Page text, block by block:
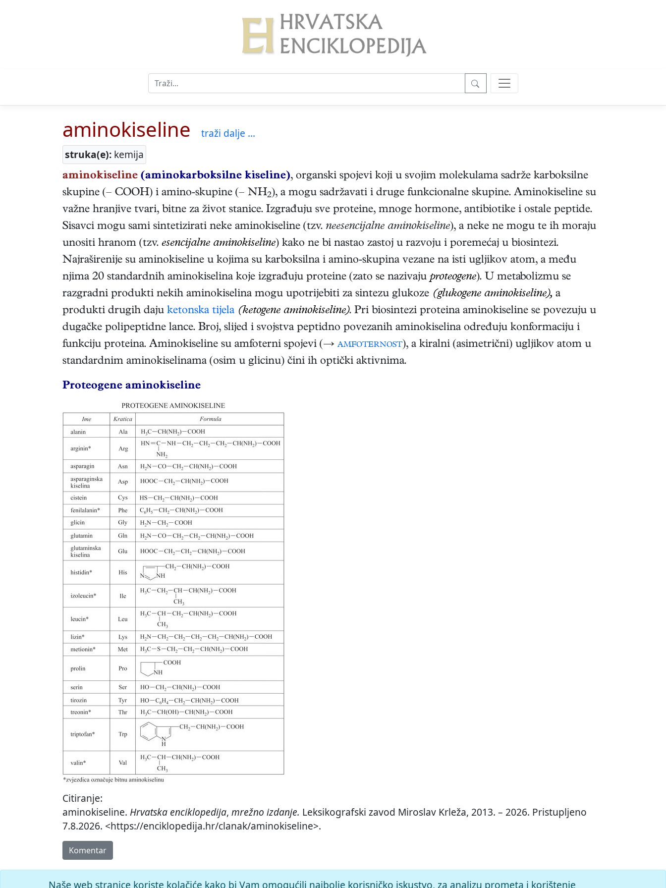
aminokiseline
traži dalje ...
struka(e): kemija
aminokiseline (aminokarboksilne kiseline), organski spojevi koji u svojim molekulama sadrže karboksilne
skupine (– COOH) i amino-skupine (– NH2), a mogu sadržavati i druge funkcionalne skupine. Aminokiseline su
važne hranjive tvari, bitne za život stanice. Izgrađuju sve proteine, mnoge hormone, antibiotike i ostale peptide.
Sisavci mogu sami sintetizirati neke aminokiseline (tzv. neesencijalne aminokiseline), a neke ne mogu te ih moraju
unositi hranom (tzv. esencijalne aminokiseline) kako ne bi nastao zastoj u razvoju i poremećaj u biosintezi.
Najraširenije su aminokiseline u kojima su karboksilna i amino-skupina vezane na isti ugljikov atom, a među
njima 20 standardnih aminokiselina koje izgrađuju proteine (zato se nazivaju proteogene). U metabolizmu se
razgradni produkti nekih aminokiselina mogu upotrijebiti za sintezu glukoze (glukogene aminokiseline), a
produkti drugih daju ketonska tijela (ketogene aminokiseline). Pri biosintezi proteina aminokiseline se povezuju u
dugačke polipeptidne lance. Broj, slijed i svojstva peptidno povezanih aminokiselina određuju konformaciju i
funkciju proteina. Aminokiseline su amfoterni spojevi (→ amfoternost), a kiralni (asimetrični) ugljikov atom u
standardnim aminokiselinama (osim u glicinu) čini ih optički aktivnima.
Proteogene aminokiseline
Citiranje:
aminokiseline. Hrvatska enciklopedija, mrežno izdanje. Leksikografski zavod Miroslav Krleža, 2013. – 2026. Pristupljeno
7.8.2026. <https://enciklopedija.hr/clanak/aminokiseline>.
Komentar
Naše web stranice koriste kolačiće kako bi Vam omogućili najbolje korisničko iskustvo, za analizu prometa i korištenje